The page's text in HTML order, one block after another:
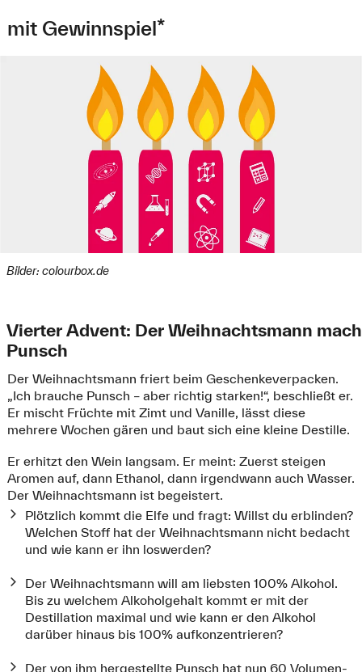
mit Gewinnspiel*
Bilder: colourbox.de
Vierter Advent: Der Weihnachtsmann
Punsch
Der Weihnachtsmann friert beim Geschenkeverpacken.
„Ich brauche Punsch – aber richtig starken!“, beschließt er.
Er mischt Früchte mit Zimt und Vanille, lässt diese
mehrere Wochen gären und baut sich eine kleine Destille.
Er erhitzt den Wein langsam. Er meint: Zuerst steigen
Aromen auf, dann Ethanol, dann irgendwann auch Wasser.
Der Weihnachtsmann ist begeistert.
Plötzlich kommt die Elfe und fragt: Willst du erblinden?
Welchen Stoff hat der Weihnachtsmann nicht bedacht
und wie kann er ihn loswerden?
Der Weihnachtsmann will am liebsten 100% Alkohol.
Bis zu welchem Alkoholgehalt kommt er mit der
Destillation maximal und wie kann er den Alkohol
darüber hinaus bis 100% aufkonzentrieren?
Der von ihm hergestellte Punsch hat nun 60 Volumen-